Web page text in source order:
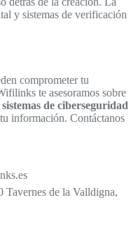
y sistemas de verificación
comprometer tu
te asesoramos sobre
sistemas de ciberseguridad
información. Contáctanos
de la Valldigna,